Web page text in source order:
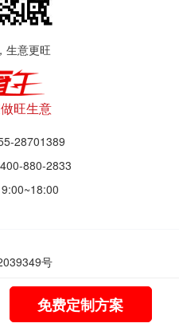
生意更旺
旺生意
28701389
880-2833
号
智能商业服务有限公司
免费定制方案